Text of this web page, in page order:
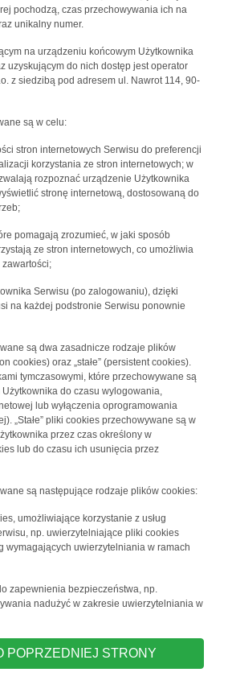
pochodzą, czas przechowywania ich na
unikalny numer.
na urządzeniu końcowym Użytkownika
uzyskującym do nich dostęp jest operator
z siedzibą pod adresem ul. Nawrot 114, 90-
są w celu:
stron internetowych Serwisu do preferencji
korzystania ze stron internetowych; w
rozpoznać urządzenie Użytkownika
stronę internetową, dostosowaną do
pomagają zrozumieć, w jaki sposób
ze stron internetowych, co umożliwia
Serwisu (po zalogowaniu), dzięki
na każdej podstronie Serwisu ponownie
są dwa zasadnicze rodzaje plików
cookies) oraz „stałe” (persistent cookies).
tymczasowymi, które przechowywane są
do czasu wylogowania,
lub wyłączenia oprogramowania
„Stałe” pliki cookies przechowywane są w
przez czas określony w
lub do czasu ich usunięcia przez
są następujące rodzaje plików cookies:
umożliwiające korzystanie z usług
np. uwierzytelniające pliki cookies
wymagających uwierzytelniania w ramach
zapewnienia bezpieczeństwa, np.
nadużyć w zakresie uwierzytelniania w
POPRZEDNIEJ STRONY